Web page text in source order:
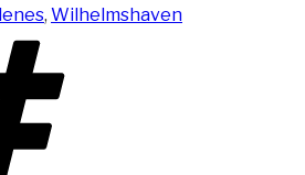
, Wilhelmshaven